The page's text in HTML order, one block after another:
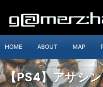
HOME ABOUT MAP
【PS4】アサシ